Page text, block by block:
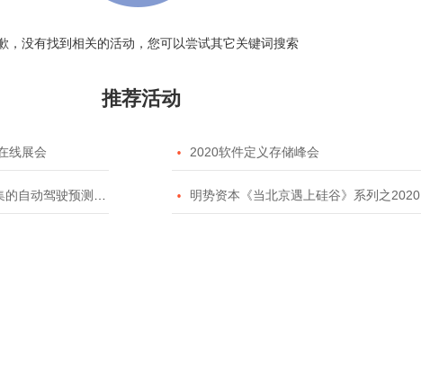
，没有找到相关的活动，您可以尝试其它关键词搜索
推荐活动
线展会  2020软件定义存储峰会
驶预测模型挑战赛  明势资本《当北京遇上硅谷》系列之2020年度开源峰会